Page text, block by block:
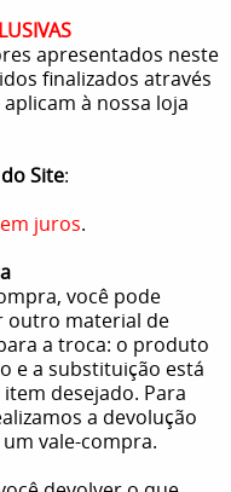
apresentados neste
finalizados através
à nossa loja
Site:
juros.
você pode
outro material de
a troca: o produto
e a substituição está
desejado. Para
a devolução
vale-compra.